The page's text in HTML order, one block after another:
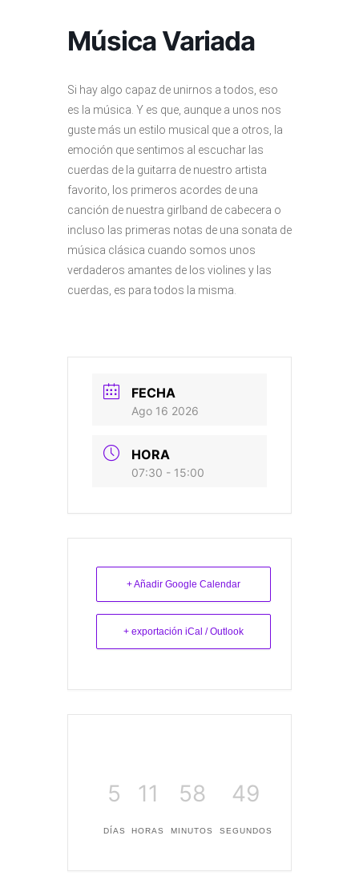
Música Variada
Si hay algo capaz de unirnos a todos, eso
es la música. Y es que, aunque a unos nos
guste más un estilo musical que a otros, la
emoción que sentimos al escuchar las
cuerdas de la guitarra de nuestro artista
favorito, los primeros acordes de una
canción de nuestra girlband de cabecera o
incluso las primeras notas de una sonata de
música clásica cuando somos unos
verdaderos amantes de los violines y las
cuerdas, es para todos la misma.
FECHA
Ago 16 2026
HORA
07:30 - 15:00
+ Añadir Google Calendar
+ exportación iCal / Outlook
5
DÍAS
11
HORAS
58
MINUTOS
48
SEGUNDOS